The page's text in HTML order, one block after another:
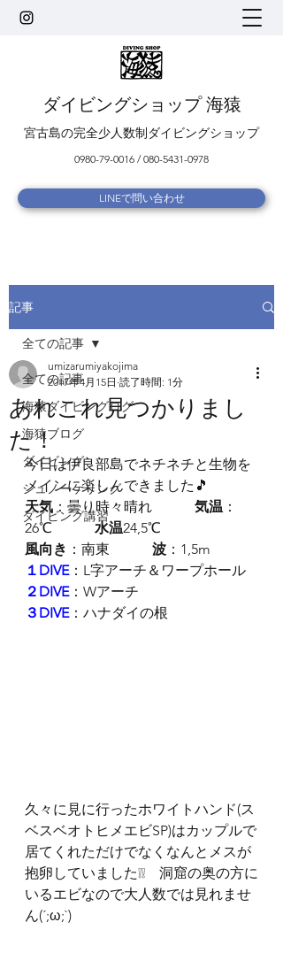
ダイビングショップ 海猿
宮古島の完全少人数制ダイビングショップ
0980-79-0016 /080-5431-0978
LINEで問い合わせ
記事
全ての記事
海猿ダイビングログ
海猿ブログ
ダイビング
シュノーケリング
ダイビング講習
全ての記事
あれこれ見つかりまし
た！
umizarumiyakojima
2017年4月15日 読了時間: 1分
今日は伊良部島でネチネチと生物を
メインに楽しんできました🎵
天気 ：曇り時々晴れ 気温 ：
26℃ 水温24,5℃
風向き ：南東 波 ：1,5m
１DIVE：L字アーチ＆ワープホール
２DIVE：Wアーチ
３DIVE：ハナダイの根
久々に見に行ったホワイトハンド(ス
ベスベオトヒメエビSP)はカップルで
居てくれただけでなくなんとメスが
抱卵していました❕❕　洞窟の奥の方に
いるエビなので大人数では見れませ
ん(´;ω;`)